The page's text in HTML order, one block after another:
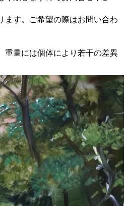
ます。ご希望の際はお問い合わ
重量には個体により若干の差異